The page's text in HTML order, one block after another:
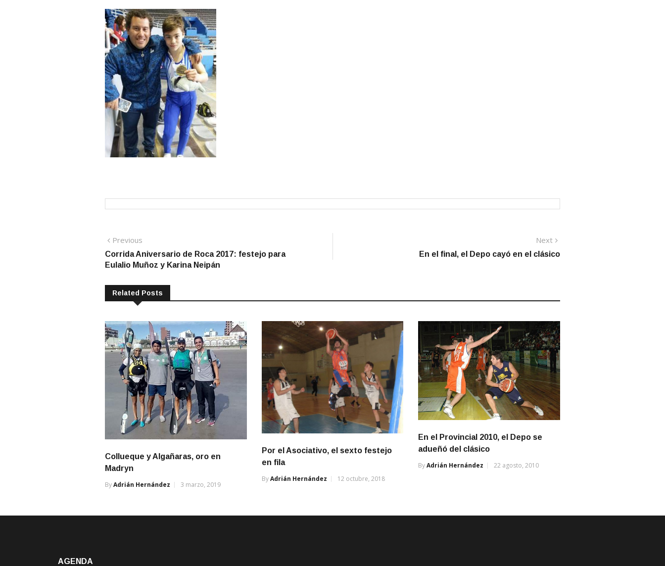
Navegación
de
Previous
post:
Corrida Aniversario de Roca 2017: festejo para
Eulalio Muñoz y Karina Neipán
Next
post:
En el final, el Depo cayó en el clásico
Related Posts
Collueque y Algañaras, oro en
Madryn
ByAdrián Hernández 3 marzo, 2019
Por el Asociativo, el sexto festejo
en fila
ByAdrián Hernández 12 octubre, 2018
En el Provincial 2010, el Depo se
adueñó del clásico
ByAdrián Hernández 22 agosto, 2010
AGENDA